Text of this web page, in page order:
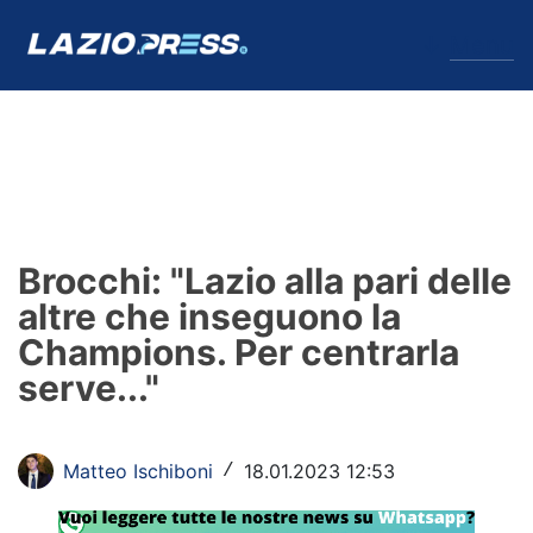
Formello
Infortuni
Primavera
Calciomercato
Lazio Women
Brocchi: "Lazio alla pari delle
altre che inseguono la
Champions. Per centrarla
serve..."
Matteo Ischiboni / 18.01.2023 12:53